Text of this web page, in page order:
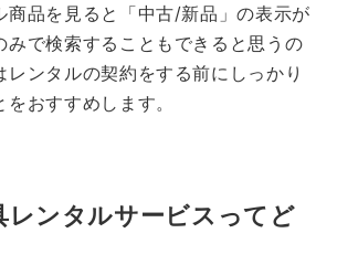
商品を見ると「中古/新品」の表示が
みで検索することもできると思うの
レンタルの契約をする前にしっかり
おすすめします。
レンタルサービスってど